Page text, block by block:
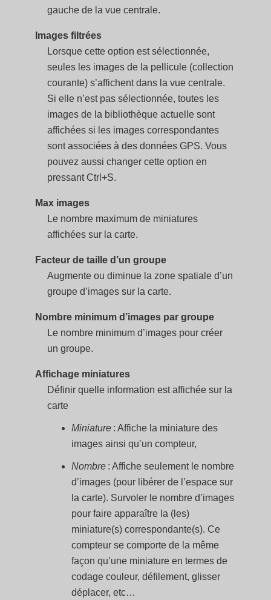
gauche de la vue centrale.
Images filtrées
Lorsque cette option est sélectionnée,
seules les images de la pellicule (collection
courante) s’affichent dans la vue centrale.
Si elle n’est pas sélectionnée, toutes les
images de la bibliothèque actuelle sont
affichées si les images correspondantes
sont associées à des données GPS. Vous
pouvez aussi changer cette option en
pressant Ctrl+S.
Max images
Le nombre maximum de miniatures
affichées sur la carte.
Facteur de taille d’un groupe
Augmente ou diminue la zone spatiale d’un
groupe d’images sur la carte.
Nombre minimum d’images par groupe
Le nombre minimum d’images pour créer
un groupe.
Affichage miniatures
Définir quelle information est affichée sur la
carte
Miniature : Affiche la miniature des
images ainsi qu’un compteur,
Nombre : Affiche seulement le nombre
d’images (pour libérer de l’espace sur
la carte). Survoler le nombre d’images
pour faire apparaître la (les)
miniature(s) correspondante(s). Ce
compteur se comporte de la même
façon qu’une miniature en termes de
codage couleur, défilement, glisser
déplacer, etc…